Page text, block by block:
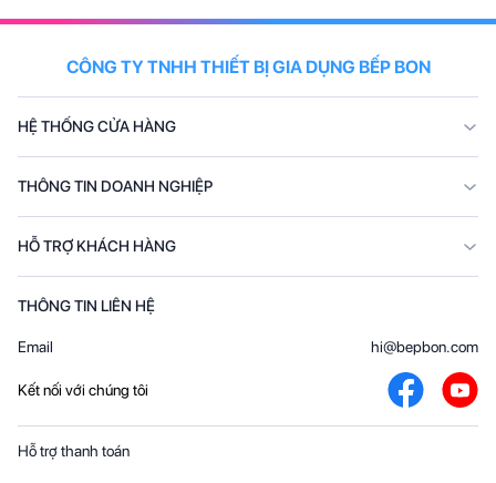
CÔNG TY TNHH THIẾT BỊ GIA DỤNG BẾP BON
HỆ THỐNG CỬA HÀNG
THÔNG TIN DOANH NGHIỆP
HỖ TRỢ KHÁCH HÀNG
THÔNG TIN LIÊN HỆ
Email hi@bepbon.com
Kết nối với chúng tôi
Hỗ trợ thanh toán